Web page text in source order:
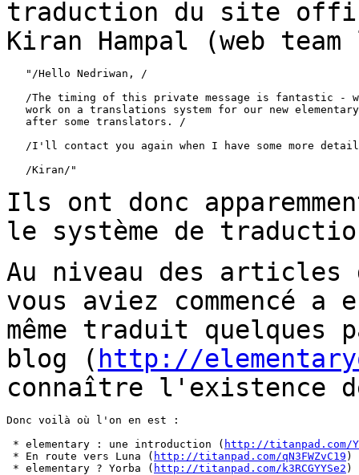
traduction du site
Kiran Hampal (web
   "/Hello Nedriwan, /
/The timing of this private message is fantastic -
work on a translations system for our new
   after some translators. /
/I'll contact you again when I have some more
   /Kiran/"
Ils ont donc
le système de
Au niveau des
vous aviez commencé a
même traduit quelques
blog
( http://
connaître l'existence
Donc voilà où l'on en est :
* elementary : une introduction ( http://titanpad.com/
* En route vers Luna ( http://titanpad.com/qN3FWZvC19 )
* elementary ? Yorba ( http://titanpad.com/k3RCGYYSe2 )